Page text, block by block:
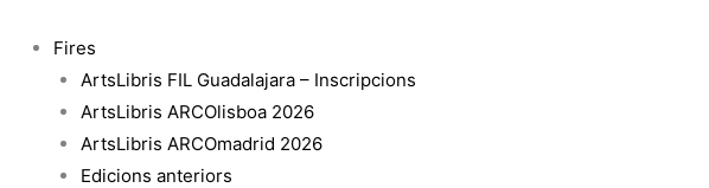
contingut
Fires
ArtsLibris FIL Guadalajara – Inscripcions
ArtsLibris ARCOlisboa 2026
ArtsLibris ARCOmadrid 2026
Edicions anteriors